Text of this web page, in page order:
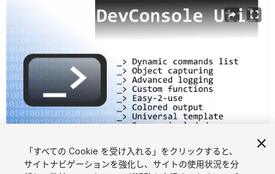
現在のスライド：1 / 12
「すべての Cookie を受け入れる」をクリックすると、
サイトナビゲーションを強化し、サイトの使用状況を分